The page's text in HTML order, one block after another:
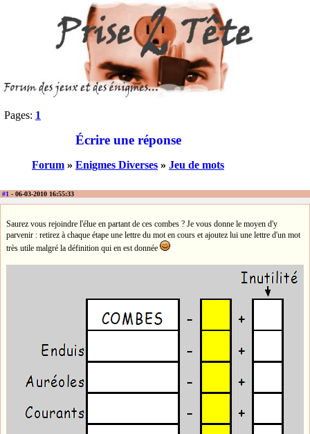
Pages: 1
Écrire une réponse
Forum » Enigmes Diverses » Jeu de mots
#1 - 06-03-2010 16:55:33
Saurez vous rejoindre l'élue en partant de ces combes ? Je vous donne le moyen d'y
parvenir : retirez à chaque étape une lettre du mot en cours et ajoutez lui une lettre d'un mot
très utile malgré la définition qui en est donnée